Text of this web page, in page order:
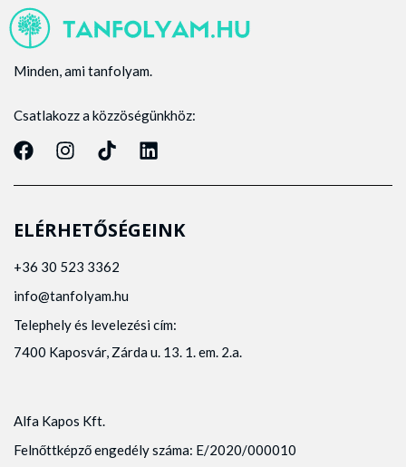
Minden, ami tanfolyam.
Csatlakozz a közzöségünkhöz:
ELÉRHETŐSÉGEINK
+36 30 523 3362
info@tanfolyam.hu
Telephely és levelezési cím:
7400 Kaposvár, Zárda u. 13. 1. em. 2.a.
Alfa Kapos Kft.
Felnőttképző engedély száma: E/2020/000010